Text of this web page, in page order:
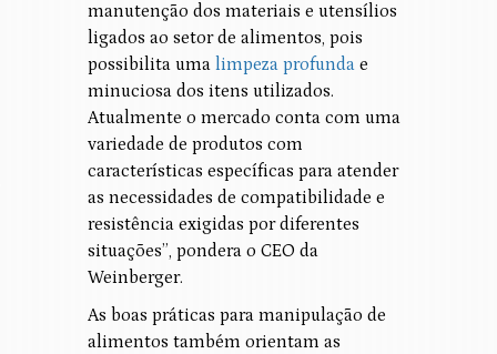
manutenção dos materiais e utensílios
ligados ao setor de alimentos, pois
possibilita uma limpeza profunda e
minuciosa dos itens utilizados.
Atualmente o mercado conta com uma
variedade de produtos com
características específicas para atender
as necessidades de compatibilidade e
resistência exigidas por diferentes
situações”, pondera o CEO da
Weinberger.
As boas práticas para manipulação de
alimentos também orientam as